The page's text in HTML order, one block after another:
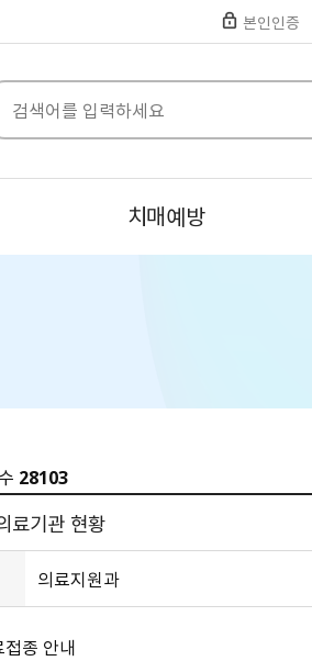
본인인증
치매예방
28103
료기관 현황
의료지원과
종 안내